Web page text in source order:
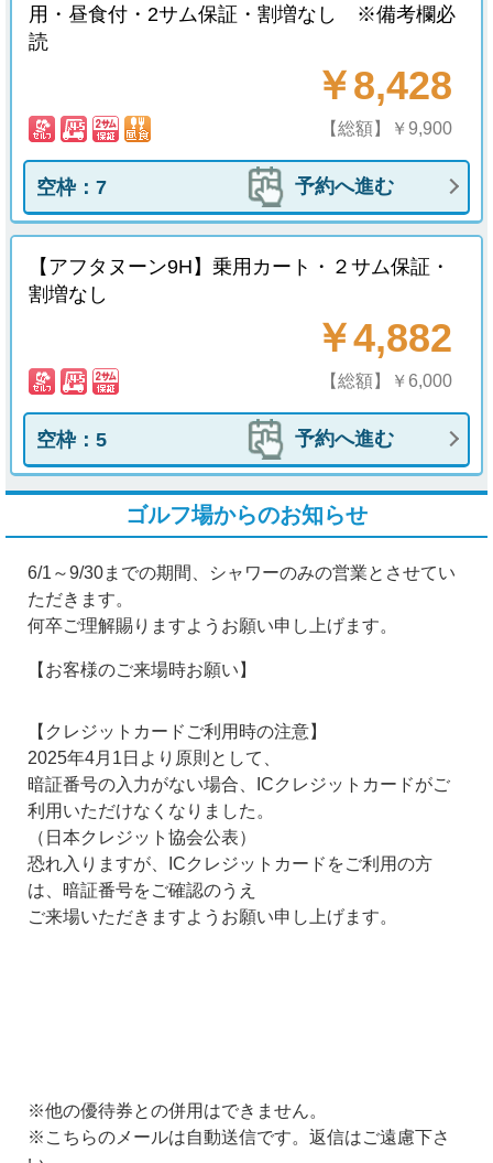
用・昼食付・2サム保証・割増なし ※備考欄必
読
￥8,428
【総額】￥9,900
空枠：7 予約へ進む
【アフタヌーン9H】乗用カート・２サム保証・
割増なし
￥4,882
【総額】￥6,000
空枠：5 予約へ進む
ゴルフ場からのお知らせ
6/1～9/30までの期間、シャワーのみの営業とさせてい
ただきます。
何卒ご理解賜りますようお願い申し上げます。
【お客様のご来場時お願い】
【クレジットカードご利用時の注意】
2025年4月1日より原則として、
暗証番号の入力がない場合、ICクレジットカードがご
利用いただけなくなりました。
（日本クレジット協会公表）
恐れ入りますが、ICクレジットカードをご利用の方
は、暗証番号をご確認のうえ
ご来場いただきますようお願い申し上げます。
※他の優待券との併用はできません。
※こちらのメールは自動送信です。返信はご遠慮下さ